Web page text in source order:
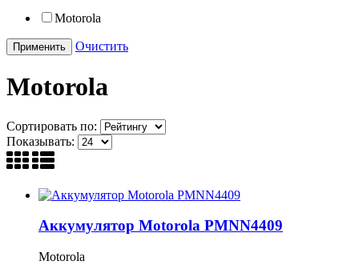
Motorola
Очистить
Motorola
Сортировать по:
Показывать:
Аккумулятор Motorola PMNN4409
Motorola